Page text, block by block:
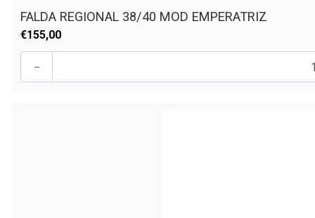
FALDA REGIONAL 38/40 MOD EMPERATRIZ
€155,00
-